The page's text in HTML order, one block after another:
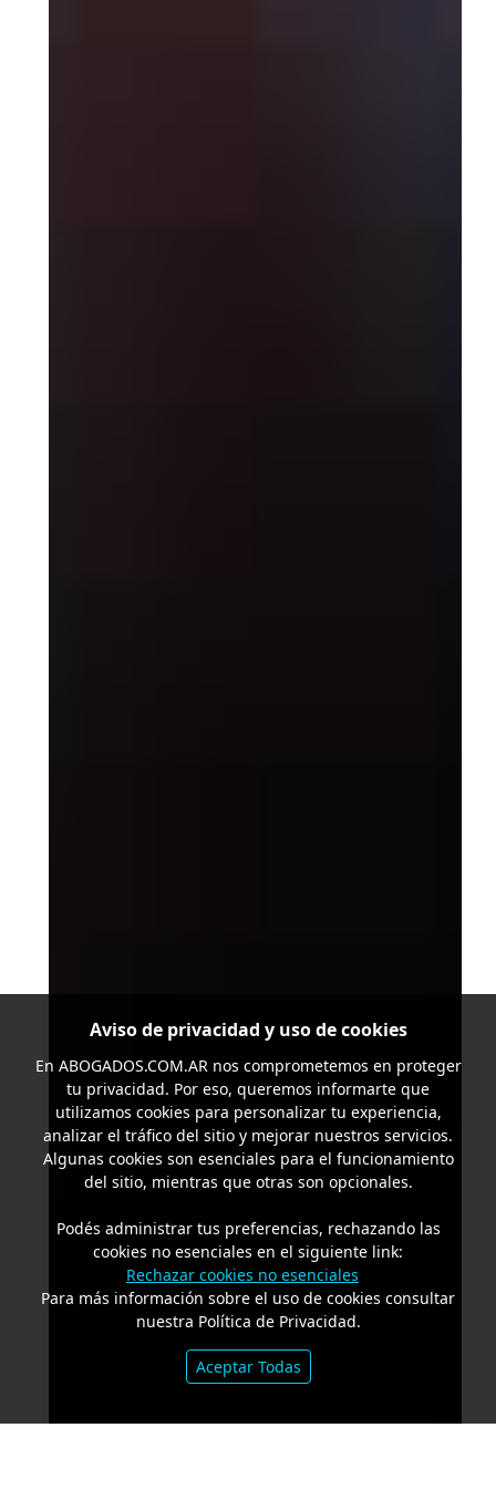
Aviso de privacidad y uso de cookies
En ABOGADOS.COM.ARnos comprometemos en proteger
tu privacidad. Por eso, queremos informarte que
utilizamos cookies para personalizar tu experiencia,
analizar el tráfico del sitio y mejorar nuestros servicios.
Algunas cookies son esenciales para el funcionamiento
del sitio, mientras que otras son opcionales.
Podés administrar tus preferencias, rechazando las
cookies no esenciales en el siguiente link:
Rechazar cookies no esenciales
Para más información sobre el uso de cookies consultar
nuestra Política de Privacidad.
Aceptar Todas